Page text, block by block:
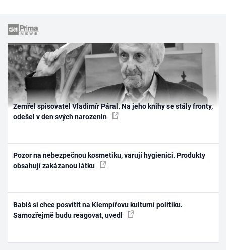
Zemřel spisovatel Vladimír Páral. Na jeho knihy se stály fronty,
odešel v den svých narozenin
Pozor na nebezpečnou kosmetiku, varují hygienici. Produkty
obsahují zakázanou látku
Babiš si chce posvítit na Klempířovu kulturní politiku.
Samozřejmě budu reagovat, uvedl